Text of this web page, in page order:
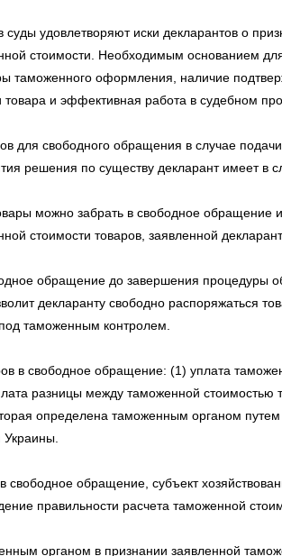
суды удовлетворяют иски декларантов о
стоимости. Необходимым основанием
таможенного оформления, наличие
и эффективная работа в судебном
для свободного обращения в случае
решения по существу декларант имеет в
можно забрать в свободное обращение
стоимости товаров, заявленной
обращение до завершения процедуры
декларанту свободно распоряжаться
таможенным контролем.
в свободное обращение: (1) уплата
разницы между таможенной
определена таможенным органом
свободное обращение, субъект
правильности расчета таможенной
органом в признании заявленной